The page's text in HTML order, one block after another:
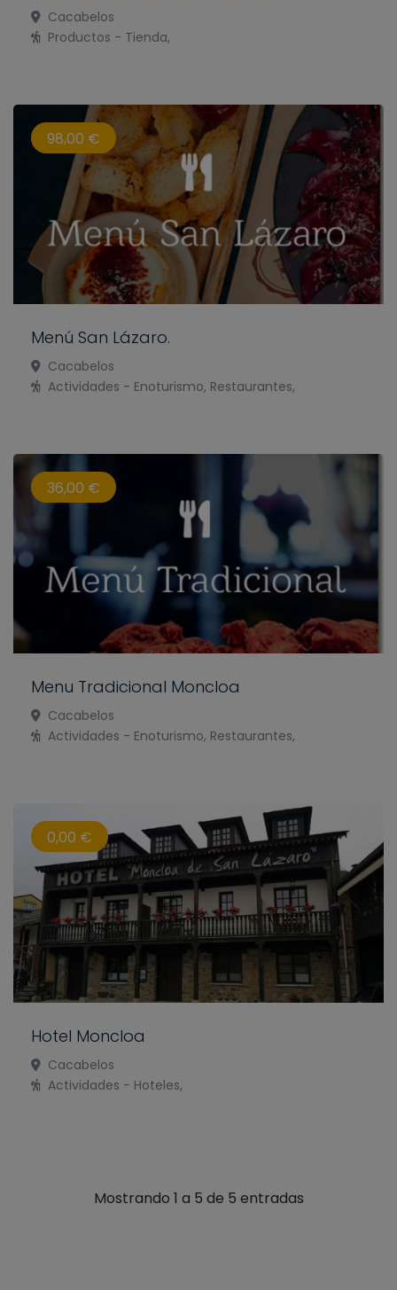
Cacabelos
Productos - Tienda,
98,00 €
Menú San Lázaro.
Cacabelos
Actividades - Enoturismo, Restaurantes,
36,00 €
Menu Tradicional Moncloa
Cacabelos
Actividades - Enoturismo, Restaurantes,
0,00 €
Hotel Moncloa
Cacabelos
Actividades - Hoteles,
Mostrando 1 a 5 de 5 entradas